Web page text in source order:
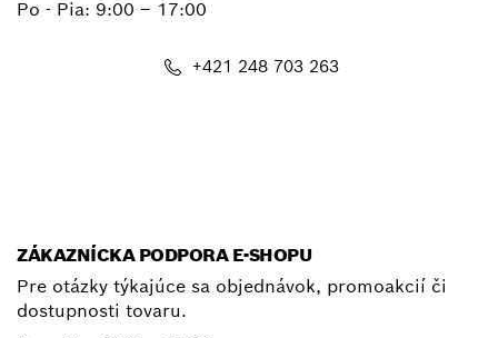
Po - Pia: 9:00 – 17:00
+421 248 703 263
ZÁKAZNÍCKA PODPORA E-SHOPU
Pre otázky týkajúce sa objednávok, promoakcií či
dostupnosti tovaru.